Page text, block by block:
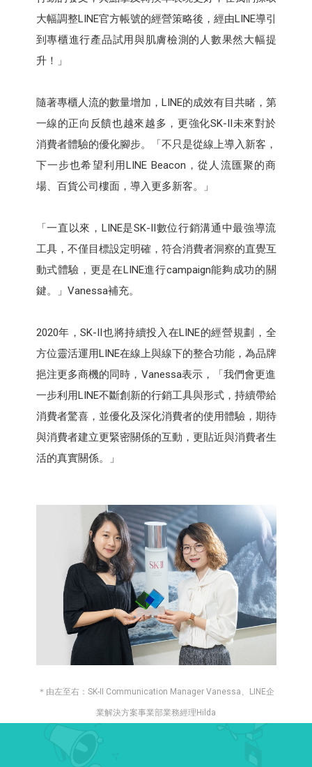
大幅調整LINE官方帳號的經營策略後，經由LINE導引
到專櫃進行產品試用與肌膚檢測的人數果然大幅提
升！」
隨著專櫃人流的數量增加，LINE的成效有目共睹，第
一線的正向反饋也越來越多，更強化SK-II未來對於
消費者體驗的優化腳步。「不只是從線上導入新客，
下一步也希望利用LINE Beacon，從人流匯聚的商
場、百貨公司樓面，導入更多新客。」
「一直以來，LINE是SK-II數位行銷溝通中最強導流
工具，不僅目標設定明確，符合消費者洞察的直覺互
動式體驗，更是在LINE進行campaign能夠成功的關
鍵。」Vanessa補充。
2020年，SK-II也將持續投入在LINE的經營規劃，全
方位靈活運用LINE在線上與線下的整合功能，為品牌
挹注更多商機的同時，Vanessa表示，「我們會更進
一步利用LINE不斷創新的行銷工具與形式，持續帶給
消費者驚喜，並優化及深化消費者的使用體驗，期待
與消費者建立更緊密關係的互動，更貼近與消費者生
活的真實關係。」
＊由左至右：SK-II Communication Manager Vanessa、LINE企
業解決方案事業部業務經理Hilda